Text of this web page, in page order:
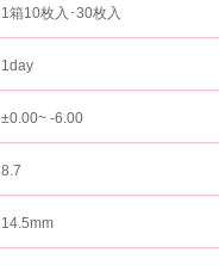
1箱10枚入･30枚入
1day
±0.00~ -6.00
8.7
14.5mm